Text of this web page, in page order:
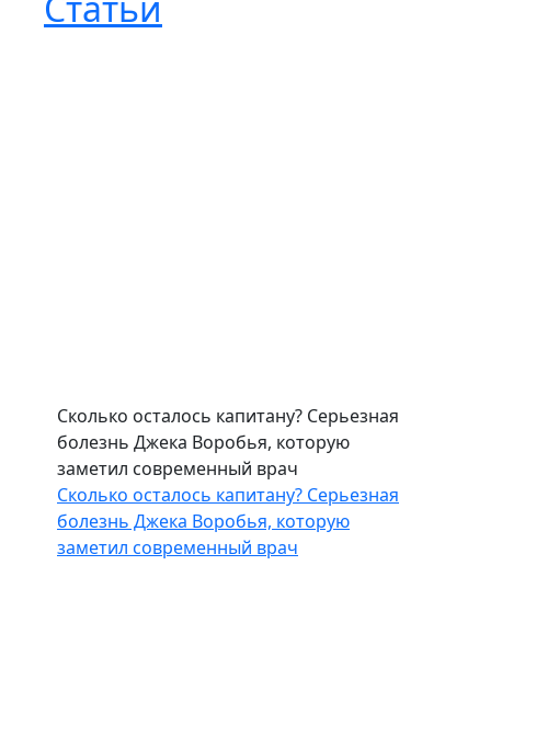
Сколько осталось капитану? Серьезная
болезнь Джека Воробья, которую
заметил современный врач
Сколько осталось капитану? Серьезная
болезнь Джека Воробья, которую
заметил современный врач